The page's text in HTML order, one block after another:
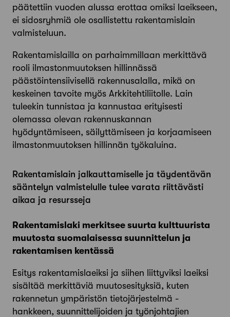
päätettiin vuoden alussa erottaa omiksi laeikseen,
ei sidosryhmiä ole osallistettu rakentamislain
valmisteluun.
Rakentamislailla on parhaimmillaan merkittävä
rooli ilmastonmuutoksen hillinnässä
päästöintensiivisellä rakennusalalla, mikä on
keskeinen tavoite myös Arkkitehtiliitolle. Lain
tuleekin tunnistaa ja kannustaa erityisesti
olemassa olevan rakennuskannan
hyödyntämiseen, säilyttämiseen ja korjaamiseen
ilmastonmuutoksen hillinnän työkaluina.
Rakentamislain jalkauttamiselle ja täydentävän
sääntelyn valmistelulle tulee varata riittävästi
aikaa ja resursseja
Rakentamislaki merkitsee suurta kulttuurista
muutosta suomalaisessa suunnittelun ja
rakentamisen kentässä
Esitys rakentamislaeiksi ja siihen liittyviksi laeiksi
sisältää merkittäviä muutosesityksiä, kuten
rakennetun ympäristön tietojärjestelmä -
hankkeen, suunnittelijoiden ja työnjohtajien